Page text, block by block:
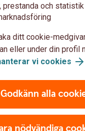
för räntan
årligen dragit 15
räntan på
räntan först när
upp den som intäkt i
inom
prestanda och statistik
ditt cookie-
eller under din profil
vi cookies
Godkänn alla
nödvändiga